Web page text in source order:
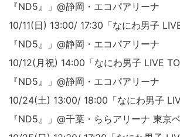
『ND5』」@静岡・エコパアリーナ
10/11(日) 13:00/ 17:30「なにわ男子
『ND5』」@静岡・エコパアリーナ
10/12(月祝) 14:00「なにわ男子 LIVE
『ND5』」@静岡・エコパアリーナ
10/24(土) 13:00/ 18:00「なにわ男子
『ND5』」@千葉・ららアリーナ 東京